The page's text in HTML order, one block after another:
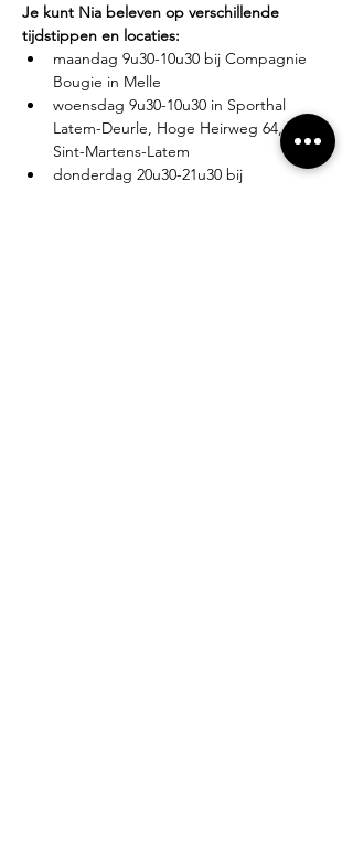
Je kunt Nia beleven op verschillende
tijdstippen en locaties:
maandag 9u30-10u30 bij Compagnie
Bougie in Melle
woensdag 9u30-10u30 in Sporthal
Latem-Deurle, Hoge Heirweg 64, 9830
Sint-Martens-Latem
donderdag 20u30-21u30 bij